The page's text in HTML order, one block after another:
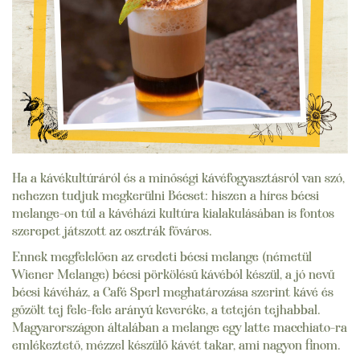
Ha a kávékultúráról és a minőségi kávéfogyasztásról van szó,
nehezen tudjuk megkerülni Bécset: hiszen a híres bécsi
melange-on túl a kávéházi kultúra kialakulásában is fontos
szerepet játszott az osztrák főváros.
Ennek megfelelően az eredeti bécsi melange (németül
Wiener Melange) bécsi pörkölésű kávéból készül, a jó nevű
bécsi kávéház, a Café Sperl meghatározása szerint kávé és
gőzölt tej fele-fele arányú keveréke, a tetején tejhabbal.
Magyarországon általában a melange egy latte macchiato-ra
emlékeztető, mézzel készülő kávét takar, ami nagyon finom.